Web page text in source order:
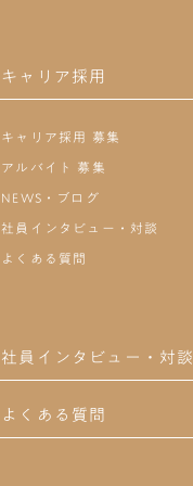
キャリア採用
キャリア採用 募集
アルバイト 募集
NEWS・ブログ
社員インタビュー・対談
よくある質問
社員インタビュー・対談
よくある質問